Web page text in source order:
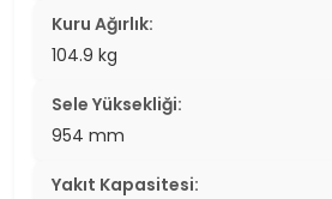
Kuru Ağırlık:
104.9 kg
Sele Yüksekliği:
954 mm
Yakıt Kapasitesi: